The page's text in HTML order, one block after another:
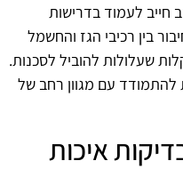
חייב לעמוד בדרישות
בין רכיבי הגז והחשמל
שעלולות להוביל לסכנות.
להתמודד עם מגוון רחב של
איכות